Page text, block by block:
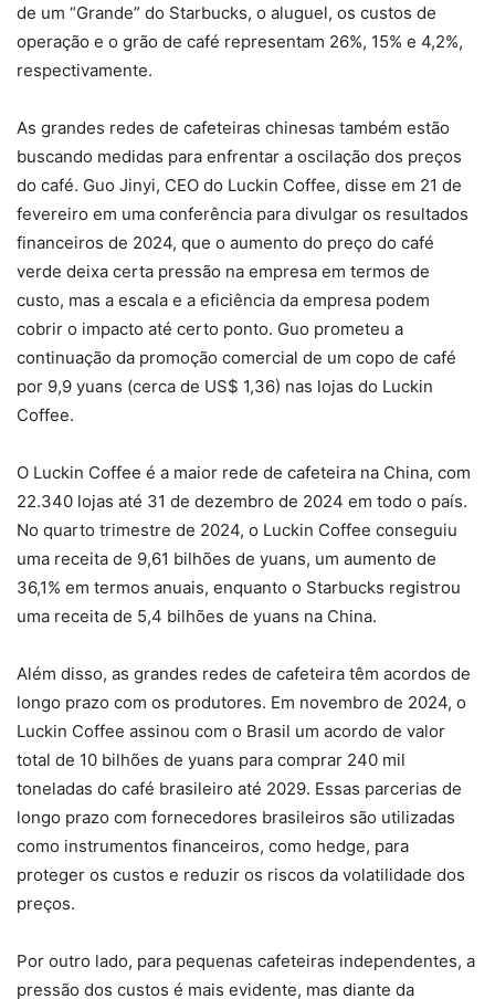
de um “Grande” do Starbucks, o aluguel, os custos de
operação e o grão de café representam 26%, 15% e 4,2%,
respectivamente.
As grandes redes de cafeteiras chinesas também estão
buscando medidas para enfrentar a oscilação dos preços
do café. Guo Jinyi, CEO do Luckin Coffee, disse em 21 de
fevereiro em uma conferência para divulgar os resultados
financeiros de 2024, que o aumento do preço do café
verde deixa certa pressão na empresa em termos de
custo, mas a escala e a eficiência da empresa podem
cobrir o impacto até certo ponto. Guo prometeu a
continuação da promoção comercial de um copo de café
por 9,9 yuans (cerca de US$ 1,36) nas lojas do Luckin
Coffee.
O Luckin Coffee é a maior rede de cafeteira na China, com
22.340 lojas até 31 de dezembro de 2024 em todo o país.
No quarto trimestre de 2024, o Luckin Coffee conseguiu
uma receita de 9,61 bilhões de yuans, um aumento de
36,1% em termos anuais, enquanto o Starbucks registrou
uma receita de 5,4 bilhões de yuans na China.
Além disso, as grandes redes de cafeteira têm acordos de
longo prazo com os produtores. Em novembro de 2024, o
Luckin Coffee assinou com o Brasil um acordo de valor
total de 10 bilhões de yuans para comprar 240 mil
toneladas do café brasileiro até 2029. Essas parcerias de
longo prazo com fornecedores brasileiros são utilizadas
como instrumentos financeiros, como hedge, para
proteger os custos e reduzir os riscos da volatilidade dos
preços.
Por outro lado, para pequenas cafeteiras independentes, a
pressão dos custos é mais evidente, mas diante da